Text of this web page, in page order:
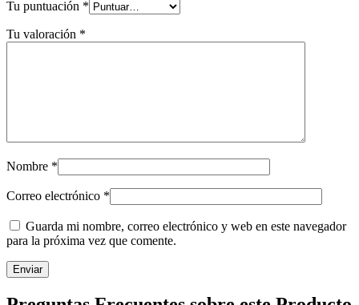
Tu puntuación *
Tu valoración *
Nombre *
Correo electrónico *
Guarda mi nombre, correo electrónico y web en este navegador
para la próxima vez que comente.